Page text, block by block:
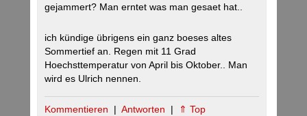
gejammert? Man erntet was man gesaet hat..
ich kündige übrigens ein ganz boeses altes
Sommertief an. Regen mit 11 Grad
Hoechsttemperatur von April bis Oktober.. Man
wird es Ulrich nennen.
Kommentieren | Antworten | ⇑ Top